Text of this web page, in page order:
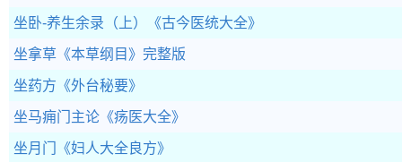
坐卧-养生余录（上） 《古今医统大全》
坐拿草 《本草纲目》完整版
坐药方 《外台秘要》
坐马痈门主论 《疡医大全》
坐月门 《妇人大全良方》